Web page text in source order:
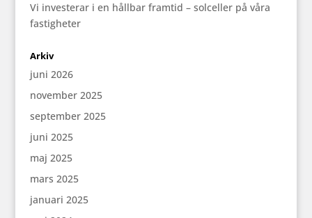
Vi investerar i en hållbar framtid – solceller på våra
fastigheter
Arkiv
juni 2026
november 2025
september 2025
juni 2025
maj 2025
mars 2025
januari 2025